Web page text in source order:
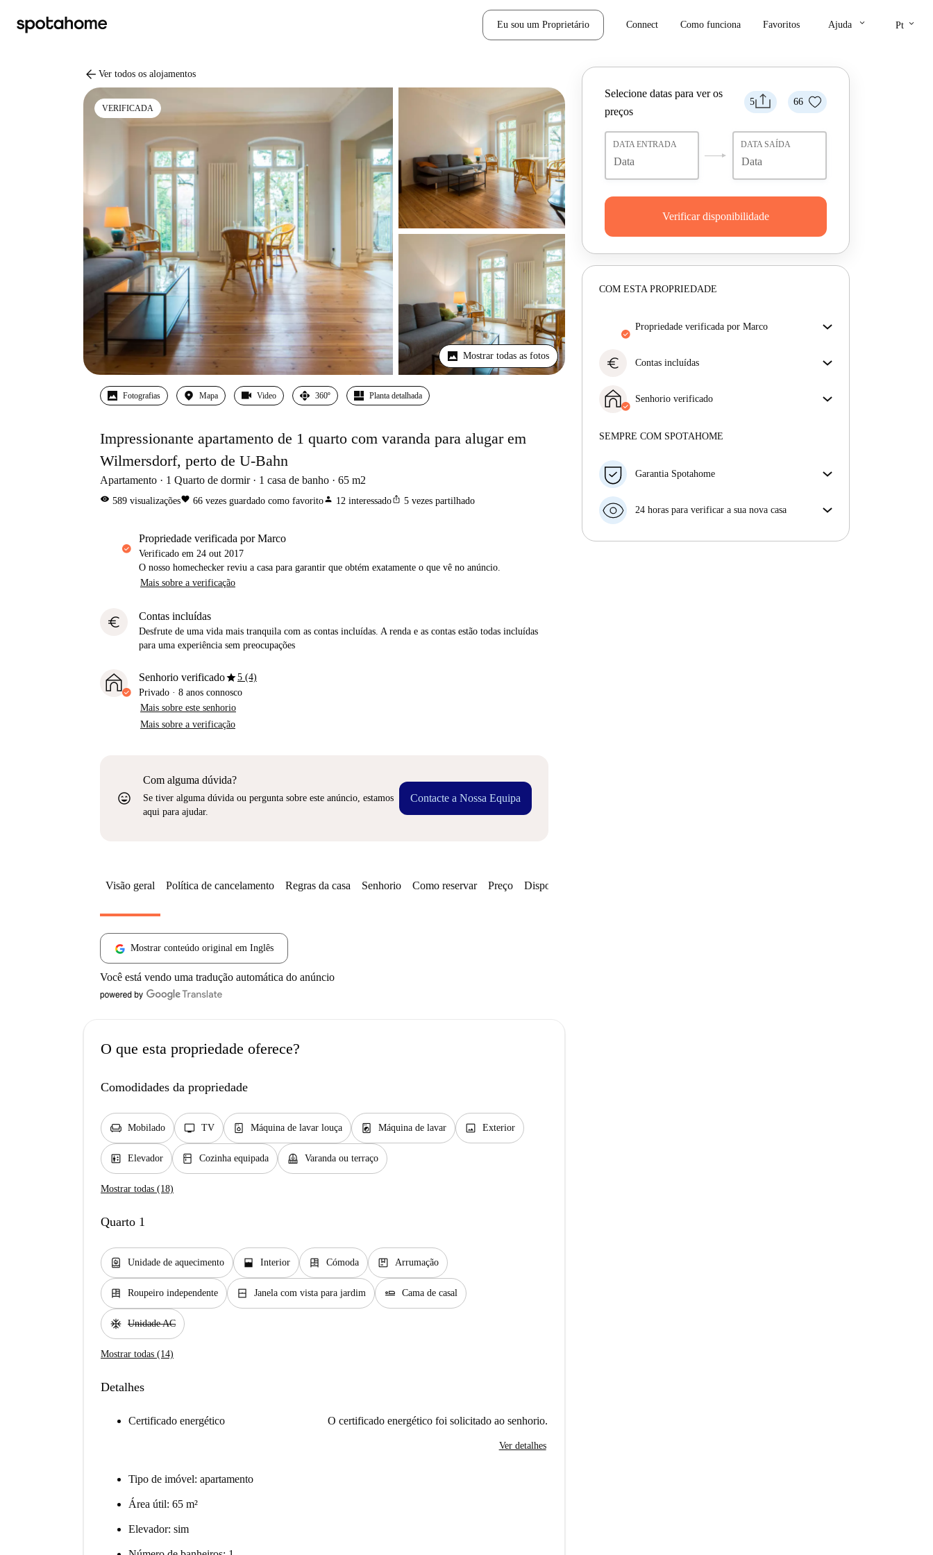
Eu sou um Proprietário Connect Como funciona Favoritos Ajuda keyboard_arrow_down Pt keyboard_arrow_down
arrow_back Ver todos os alojamentos
VERIFICADA
Mostrar todas as fotos
Fotografias Mapa Video 360º Planta detalhada
Impressionante apartamento de 1 quarto com varanda para alugar em
Wilmersdorf, perto de U-Bahn
Apartamento 1 Quarto de dormir 1 casa de banho 65 m2
visibility 589 visualizaçõesfavorite 66 vezes guardado como favoritoperson 12 interessadoios_share 5 vezes partilhado
propriedade verificada por Marco
Verificado em 24 out 2017
O nosso homechecker reviu a casa para garantir que obtém exatamente o que vê no anúncio.
Mais sobre a verificação
euro Contas incluídas
Desfrute de uma vida mais tranquila com as contas incluídas. A renda e as contas estão todas incluídas
para uma experiência sem preocupações
Senhorio verificadostar5 (4)
Privado · 8 anos connosco
Mais sobre este senhorio
Mais sobre a verificação
sentiment_very_satisfied
Com alguma dúvida?
Se tiver alguma dúvida ou pergunta sobre este anúncio, estamos
aqui para ajudar.
Contacte a Nossa Equipa
5 66
Selecione datas para ver os
preços
DATA ENTRADA DATA SAÍDA
Verificar disponibilidade
COM ESTA PROPRIEDADE
propriedade verificada por Marco
obtém exatamente o que vê no anúncio.
euro Contas incluídas
incluídas. A renda e as contas estão todas incluídas
para uma experiência sem preocupações
Senhorio verificado
Mais sobre este senhorio
SEMPRE COM SPOTAHOME
Garantia Spotahome
antecedência, nós iremos A) pagar um hotel e ajudá-
seu dinheiro na totalidade.
24 horas para verificar a sua nova casa
Visão geral Política de cancelamento Regras da casa Senhorio Como reservar Preço Disponibilidades
Mostrar conteúdo original em Inglês
Você está vendo uma tradução automática do anúncio
O que esta propriedade oferece?
Comodidades da propriedade
chair Mobilado tv TV dishwasher_gen Máquina de lavar louça local_laundry_service Máquina de lavar image Exterior
elevator Elevador kitchen Cozinha equipada balcony Varanda ou terraço
Mostrar todas (18)
Quarto 1
water_heater Unidade de aquecimento window_open Interior dresser Cómoda package Arrumação
dresser Roupeiro independente window_closed Janela com vista para jardim airline_seat_flat Cama de casal
ac_unit Unidade AC
Mostrar todas (14)
Detalhes
Certificado energético O certificado energético foi solicitado ao senhorio.
Ver detalhes
Tipo de imóvel: apartamento
Área útil: 65 m²
Elevador: sim